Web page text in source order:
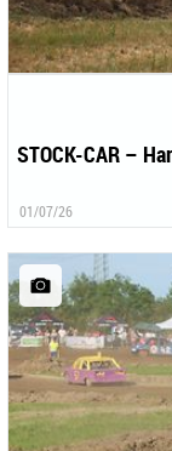
STOCK-CAR –
01/07/26